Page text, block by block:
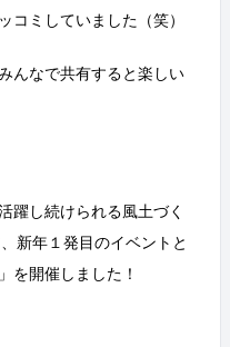
コミしていました（笑）
んなで共有すると楽しい
躍し続けられる風土づく
、新年１発目のイベントと
を開催しました！